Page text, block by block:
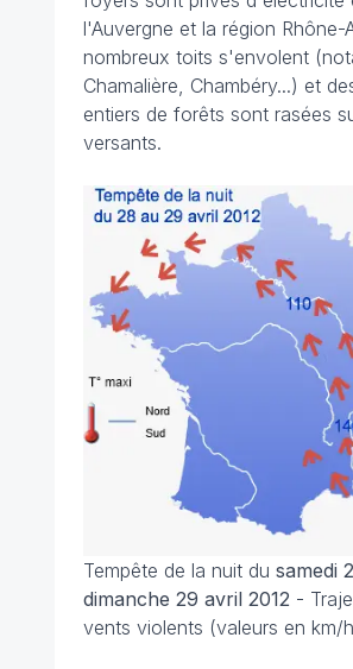
l'Auvergne et la région Rhône-
nombreux toits s'envolent
Chamalière, Chambéry...) et
entiers de forêts sont rasées
versants.
Tempête de la nuit du samedi
dimanche 29 avril 2012 -
vents violents (valeurs en km/